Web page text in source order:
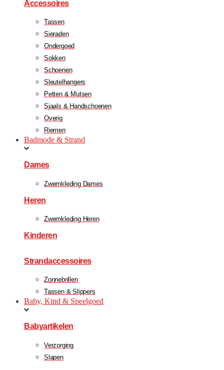
Accessoires
Tassen
Sieraden
Ondergoed
Sokken
Schoenen
Sleutelhangers
Petten & Mutsen
Sjaals & Handschoenen
Overig
Riemen
Badmode & Strand
Dames
Zwemkleding Dames
Heren
Zwemkleding Heren
Kinderen
Strandaccessoires
Zonnebrillen
Tassen & Slippers
Baby, Kind & Speelgoed
Babyartikelen
Verzorging
Slapen